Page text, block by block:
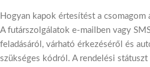
Hogyan kapok értesítést a csomagom
A futárszolgálatok e-mailben vagy
feladásáról, várható érkezéséről és
szükséges kódról. A rendelési